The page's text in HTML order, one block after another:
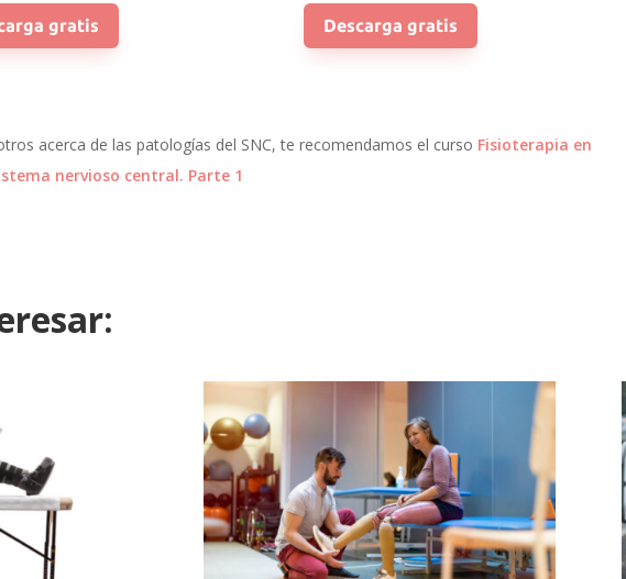
gratis Descarga gratis
acerca de las patologías del SNC, te recomendamos el curso Fisioterapia en
nervioso central. Parte 1